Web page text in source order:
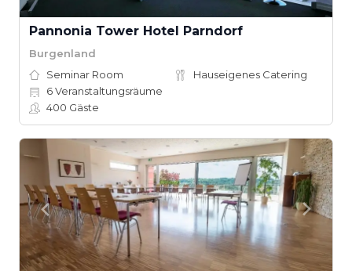
Pannonia Tower Hotel Parndorf
Burgenland
Seminar Room
Hauseigenes Catering
6Veranstaltungsräume
400 Gäste